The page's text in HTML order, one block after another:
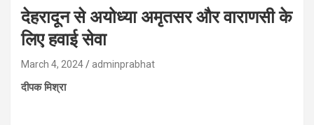
देहरादून से अयोध्या अमृतसर और वाराणसी के
लिए हवाई सेवा
March 4, 2024 adminprabhat
दीपक मिश्रा